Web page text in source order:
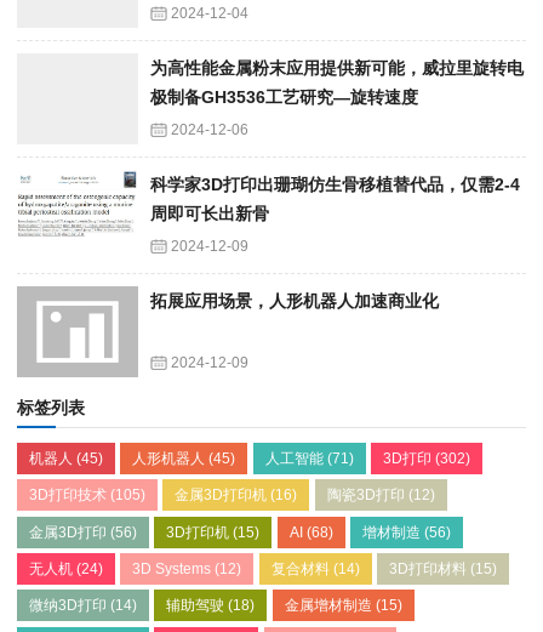
2024-12-04
为高性能金属粉末应用提供新可能，威拉里旋转电
极制备GH3536工艺研究—旋转速度
2024-12-06
科学家3D打印出珊瑚仿生骨移植替代品，仅需2-4
周即可长出新骨
2024-12-09
拓展应用场景，人形机器人加速商业化
2024-12-09
标签列表
机器人 (45) 人形机器人 (45) 人工智能(71) 3D打印 (302)
3D打印技术 (105) 金属3D打印机 (16) 陶瓷3D打印 (12)
金属3D打印 (56) 3D打印机 (15) AI(68) 增材制造 (56)
无人机 (24) 3D Systems (12) 复合材料(14) 3D打印材料 (15)
微纳3D打印 (14) 辅助驾驶 (18) 金属增材制造 (15)